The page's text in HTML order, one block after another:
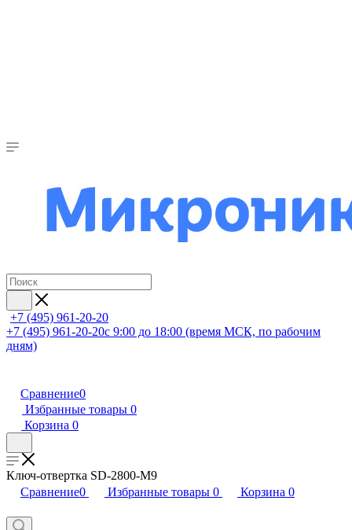
+7 (495) 961-20-20
+7 (495) 961-20-20с 9:00 до 18:00 (время МСК, по рабочим
дням)
Сравнение0
Избранные товары 0
Корзина 0
Ключ-отвертка SD-2800-M9
Сравнение0 Избранные товары 0 Корзина 0